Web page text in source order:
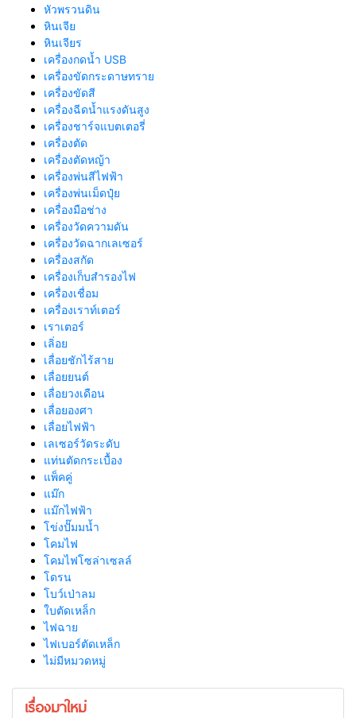
หัวพรวนดิน
หินเจีย
หินเจียร
เครื่องกดน้ำ USB
เครื่องขัดกระดาษทราย
เครื่องขัดสี
เครื่องฉีดน้ำแรงดันสูง
เครื่องชาร์จแบตเตอรี่
เครื่องตัด
เครื่องตัดหญ้า
เครื่องพ่นสีไฟฟ้า
เครื่องพ่นเม็ดปุ๋ย
เครื่องมือช่าง
เครื่องวัดความดัน
เครื่องวัดฉากเลเซอร์
เครื่องสกัด
เครื่องเก็บสํารองไฟ
เครื่องเชื่อม
เครื่องเราท์เตอร์
เราเตอร์
เลิ่อย
เลื่อยชักไร้สาย
เลื่อยยนต์
เลื่อยวงเดือน
เลื่อยองศา
เลื่อยไฟฟ้า
เลเซอร์วัดระดับ
แท่นตัดกระเบื้อง
แพ็คคู่
แม๊ก
แม๊กไฟฟ้า
โข่งปั๊มมน้ำ
โคมไฟ
โคมไฟโซล่าเซลล์
โดรน
โบว์เป่าลม
ใบตัดเหล็ก
ไฟฉาย
ไฟเบอร์ตัดเหล็ก
ไม่มีหมวดหมู่
เรื่องมาใหม่